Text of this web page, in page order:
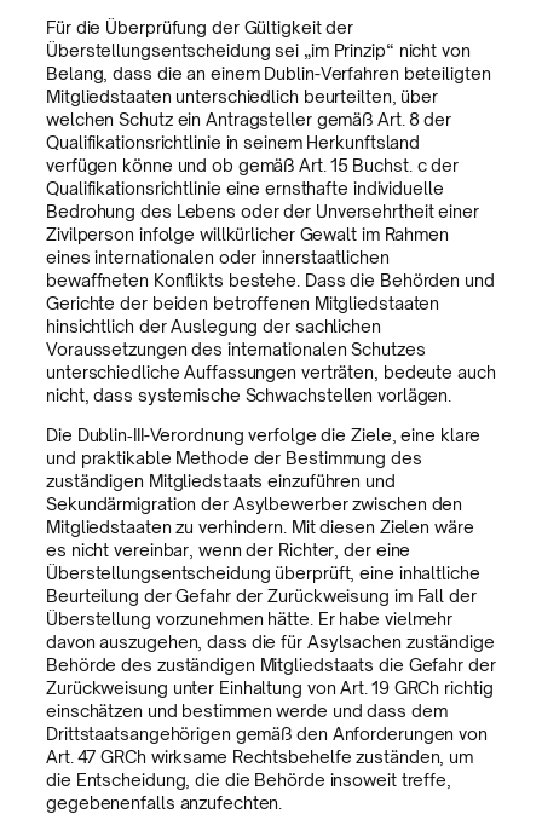
Für die Überprüfung der Gültigkeit der
Überstellungsentscheidung sei „im Prinzip“ nicht von
Belang, dass die an einem Dublin-Verfahren beteiligten
Mitgliedstaaten unterschiedlich beurteilten, über
welchen Schutz ein Antragsteller gemäß Art. 8 der
Qualifikationsrichtlinie in seinem Herkunftsland
verfügen könne und ob gemäß Art. 15 Buchst. c der
Qualifikationsrichtlinie eine ernsthafte individuelle
Bedrohung des Lebens oder der Unversehrtheit einer
Zivilperson infolge willkürlicher Gewalt im Rahmen
eines internationalen oder innerstaatlichen
bewaffneten Konflikts bestehe. Dass die Behörden und
Gerichte der beiden betroffenen Mitgliedstaaten
hinsichtlich der Auslegung der sachlichen
Voraussetzungen des internationalen Schutzes
unterschiedliche Auffassungen verträten, bedeute auch
nicht, dass systemische Schwachstellen vorlägen.
Die Dublin‑III-Verordnung verfolge die Ziele, eine klare
und praktikable Methode der Bestimmung des
zuständigen Mitgliedstaats einzuführen und
Sekundärmigration der Asylbewerber zwischen den
Mitgliedstaaten zu verhindern. Mit diesen Zielen wäre
es nicht vereinbar, wenn der Richter, der eine
Überstellungsentscheidung überprüft, eine inhaltliche
Beurteilung der Gefahr der Zurückweisung im Fall der
Überstellung vorzunehmen hätte. Er habe vielmehr
davon auszugehen, dass die für Asylsachen zuständige
Behörde des zuständigen Mitgliedstaats die Gefahr der
Zurückweisung unter Einhaltung von Art. 19 GRCh richtig
einschätzen und bestimmen werde und dass dem
Drittstaatsangehörigen gemäß den Anforderungen von
Art. 47 GRCh wirksame Rechtsbehelfe zuständen, um
die Entscheidung, die die Behörde insoweit treffe,
gegebenenfalls anzufechten.